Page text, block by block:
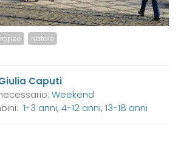
Natale
Caputi
Weekend
1-3 anni, 4-12 anni, 13-18 anni